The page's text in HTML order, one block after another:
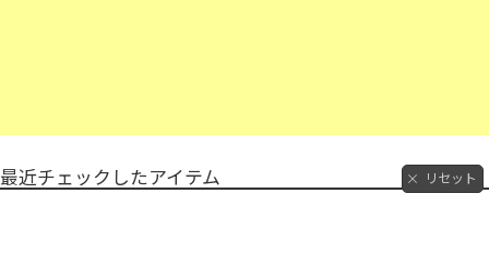
最近チェックしたアイテム リセット